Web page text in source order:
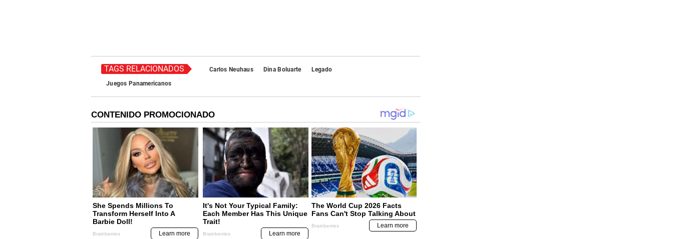
TAGS RELACIONADOS Carlos Neuhaus Dina Boluarte
Legado
Juegos Panamericanos